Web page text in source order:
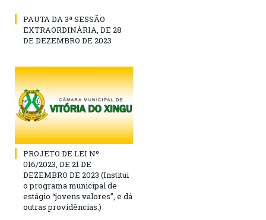
PAUTA DA 3ª SESSÃO
EXTRAORDINÁRIA, DE 28
DE DEZEMBRO DE 2023
PROJETO DE LEI Nº
016/2023, DE 21 DE
DEZEMBRO DE 2023 (Institui
o programa municipal de
estágio “jovens valores”, e dá
outras providências.)